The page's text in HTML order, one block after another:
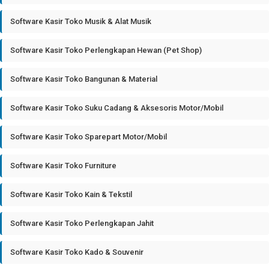
Software Kasir Toko Musik & Alat Musik
Software Kasir Toko Perlengkapan Hewan (Pet Shop)
Software Kasir Toko Bangunan & Material
Software Kasir Toko Suku Cadang & Aksesoris Motor/Mobil
Software Kasir Toko Sparepart Motor/Mobil
Software Kasir Toko Furniture
Software Kasir Toko Kain & Tekstil
Software Kasir Toko Perlengkapan Jahit
Software Kasir Toko Kado & Souvenir